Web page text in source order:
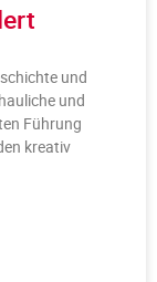
und
und
Führung
kreativ